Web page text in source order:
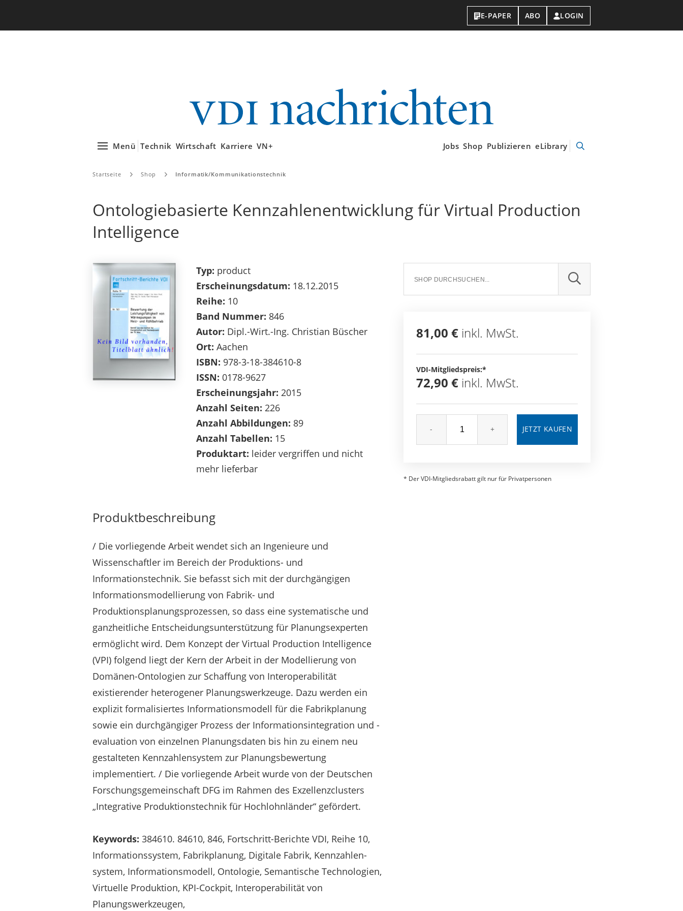
E-PAPER ABO LOGIN
Menü Technik Wirtschaft Karriere VN+ Jobs Shop Publizieren eLibrary
Startseite Shop Informatik/Kommunikationstechnik
Ontologiebasierte Kennzahlenentwicklung für Virtual Production
Intelligence
Typ: product
Erscheinungsdatum: 18.12.2015
Reihe: 10
Band Nummer: 846
Autor: Dipl.-Wirt.-Ing. Christian Büscher
Ort: Aachen
ISBN: 978-3-18-384610-8
ISSN: 0178-9627
Erscheinungsjahr: 2015
Anzahl Seiten: 226
Anzahl Abbildungen: 89
Anzahl Tabellen: 15
Produktart: leider vergriffen und nicht
mehr lieferbar
Produktbeschreibung
/ Die vorliegende Arbeit wendet sich an Ingenieure und
Wissenschaftler im Bereich der Produktions- und
Informationstechnik. Sie befasst sich mit der durchgängigen
Informationsmodellierung von Fabrik- und
Produktionsplanungsprozessen, so dass eine systematische und
ganzheitliche Entscheidungsunterstützung für Planungsexperten
ermöglicht wird. Dem Konzept der Virtual Production Intelligence
(VPI) folgend liegt der Kern der Arbeit in der Modellierung von
Domänen-Ontologien zur Schaffung von Interoperabilität
existierender heterogener Planungswerkzeuge. Dazu werden ein
explizit formalisiertes Informationsmodell für die Fabrikplanung
sowie ein durchgängiger Prozess der Informationsintegration und -
evaluation von einzelnen Planungsdaten bis hin zu einem neu
gestalteten Kennzahlensystem zur Planungsbewertung
implementiert. / Die vorliegende Arbeit wurde von der Deutschen
Forschungsgemeinschaft DFG im Rahmen des Exzellenzclusters
„Integrative Produktionstechnik für Hochlohnländer“ gefördert.
Keywords: 384610. 84610, 846, Fortschritt-Berichte VDI, Reihe 10,
Informationssystem, Fabrikplanung, Digitale Fabrik, Kennzahlen­
system, Informationsmodell, Ontologie, Semantische Technologien,
Virtuelle Produktion, KPI-Cockpit, Interoperabilität von
Planungswerkzeugen,
SUCHE
81,00 € inkl. MwSt.
VDI-Mitgliedspreis:*
72,90 € inkl. MwSt.
- +
* Der VDI-Mitgliedsrabatt gilt nur für Privatpersonen